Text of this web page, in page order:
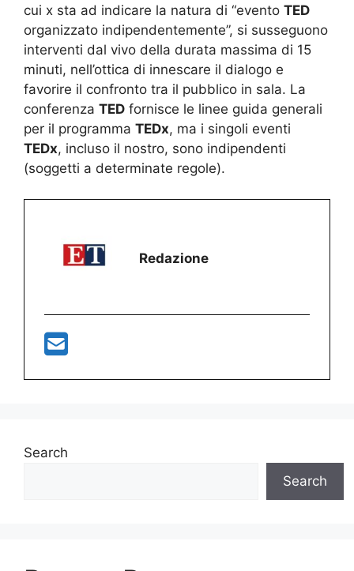
cui x sta ad indicare la natura di “evento TED
organizzato indipendentemente”, si susseguono
interventi dal vivo della durata massima di 15
minuti, nell’ottica di innescare il dialogo e
favorire il confronto tra il pubblico in sala. La
conferenza TED fornisce le linee guida generali
per il programma TEDx, ma i singoli eventi
TEDx, incluso il nostro, sono indipendenti
(soggetti a determinate regole).
Redazione
Search
Search